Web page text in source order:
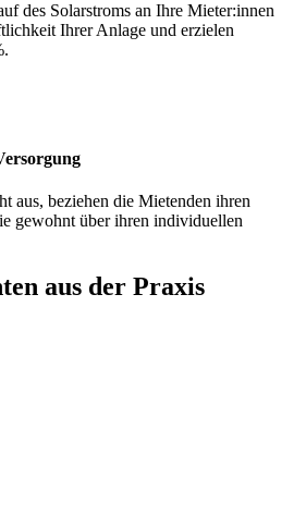
des Solarstroms an Ihre Mieter:innen
Ihrer Anlage und erzielen
aus, beziehen die Mietenden ihren
gewohnt über ihren individuellen
aus der Praxis